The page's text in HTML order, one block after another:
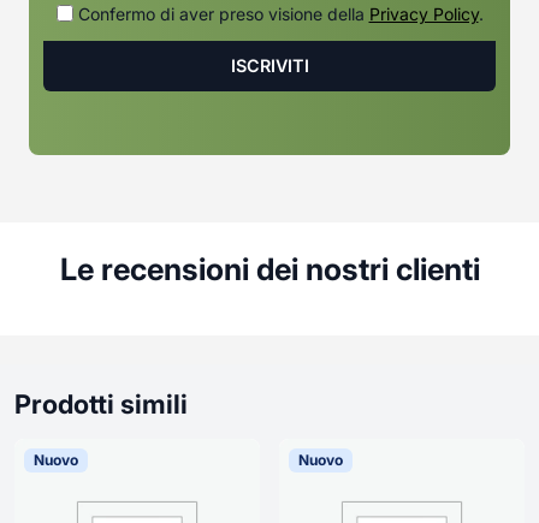
Confermo di aver preso visione della Privacy Policy.
Le recensioni dei nostri clienti
Prodotti simili
Nuovo Nuovo